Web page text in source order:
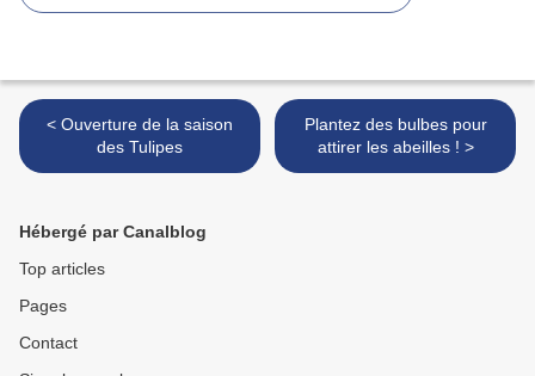
< Ouverture de la saison
des Tulipes
Plantez des bulbes pour
attirer les abeilles ! >
Hébergé par Canalblog
Top articles
Pages
Contact